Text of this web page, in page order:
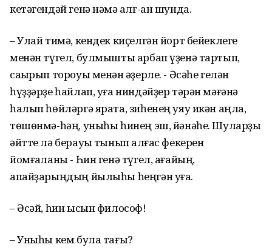
кетәгендәй генә нәмә ҡалғ-ан шунда.
– Улай тимә, кендек киҫелгән йорт бейеклеге
менән түгел, булмышты арбап үҙенә тартып,
саҡырып тороуы менән ҡәҙерле. - Әсәһе гелән
һүҙҙәрҙе һайлап, уға ниндәйҙер тәрән мәғәнә
һалып һөйләргә ярата, зиһенең уяу икән аңла,
төшөнмә-һәң, уныһы һинең эш, йәнәһе. Шуларҙы
әйтте лә берауыҡ тынып ҡалғас фекерен
йомғаҡланы - Һин генә түгел, ағайың,
апайҙарыңдың йылыһы һеңгән уға.
– Әсәй, һин ысын философ!
– Уныһы кем була тағы?